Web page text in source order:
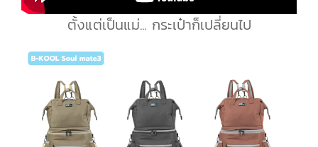
ตั้งแต่เป็นแม่... กระเป๋าก็เปลี่ยนไป